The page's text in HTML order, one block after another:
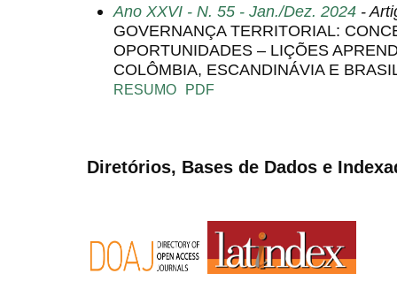
Ano XXVI - N. 55 - Jan./Dez. 2024 -
GOVERNANÇA TERRITORIAL:
OPORTUNIDADES – LIÇÕES
COLÔMBIA, ESCANDINÁVIA E
RESUMO PDF
Diretórios, Bases de Dados e